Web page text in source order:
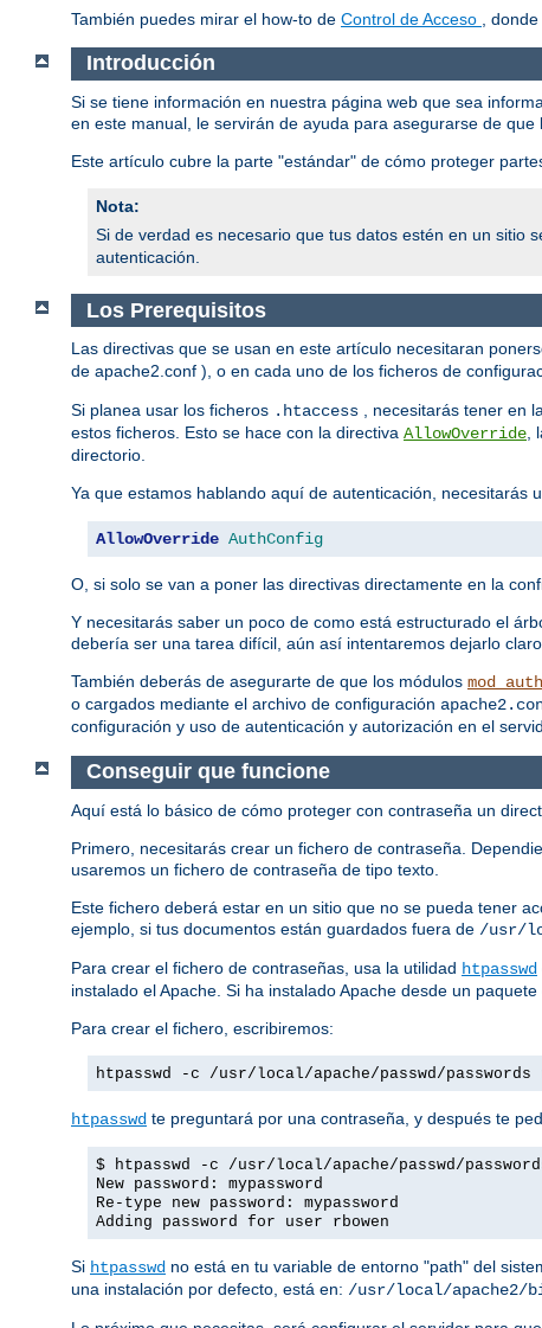
También puedes mirar el how-to de Control de Acceso ,
Introducción
Si se tiene información en nuestra página web que sea
en este manual, le servirán de ayuda para asegurarse de
Este artículo cubre la parte "estándar" de cómo proteger
Nota:
Si de verdad es necesario que tus datos estén en un sitio
autenticación.
Los Prerequisitos
Las directivas que se usan en este artículo necesitaran
de apache2.conf ), o en cada uno de los ficheros de
Si planea usar los ficheros .htaccess , necesitarás tener en
estos ficheros. Esto se hace con la directiva AllowOverride,
directorio.
Ya que estamos hablando aquí de autenticación, necesitarás
AllowOverride AuthConfig
O, si solo se van a poner las directivas directamente en la
Y necesitarás saber un poco de como está estructurado el
debería ser una tarea difícil, aún así intentaremos dejarlo
También deberás de asegurarte de que los módulos
o cargados mediante el archivo de configuración
configuración y uso de autenticación y autorización en el
Conseguir que funcione
Aquí está lo básico de cómo proteger con contraseña un
Primero, necesitarás crear un fichero de contraseña.
usaremos un fichero de contraseña de tipo texto.
Este fichero deberá estar en un sitio que no se pueda tener
ejemplo, si tus documentos están guardados fuera de /usr/
Para crear el fichero de contraseñas, usa la utilidad htpasswd
instalado el Apache. Si ha instalado Apache desde un
Para crear el fichero, escribiremos:
htpasswd -c /usr/local/apache/passwd/passwords
htpasswd te preguntará por una contraseña, y después te
$ htpasswd -c /usr/local/apache/passwd/
New password: mypassword
Re-type new password: mypassword
Adding password for user rbowen
Si htpasswd no está en tu variable de entorno "path" del
una instalación por defecto, está en: /usr/local/apache2/